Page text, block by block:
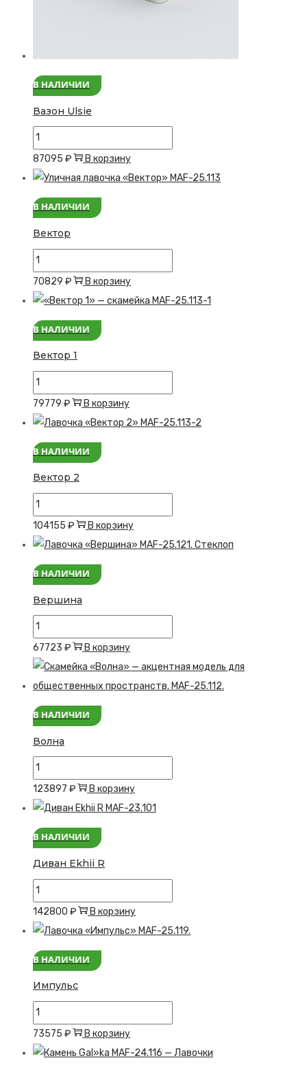
В НАЛИЧИИ
Вазон Ulsie
Количество
товара
Вазон
87095 ₽ В корзину
В НАЛИЧИИ
Вектор
Количество
товара
Вектор
70829 ₽ В корзину
В НАЛИЧИИ
Вектор 1
Количество
товара
Вектор
79779 ₽ В корзину
В НАЛИЧИИ
Вектор 2
Количество
товара
Вектор
104155 ₽ В корзину
В НАЛИЧИИ
Вершина
Количество
товара
Вершина
67723 ₽ В корзину
В НАЛИЧИИ
Волна
Количество
товара
Волна
123897 ₽ В корзину
В НАЛИЧИИ
Диван Ekhii R
Количество
товара
Диван
R
142800 ₽ В корзину
В НАЛИЧИИ
Импульс
Количество
товара
Импульс
73575 ₽ В корзину